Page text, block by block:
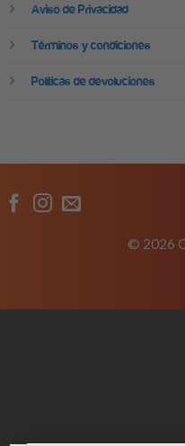
Aviso de Privacidad
Términos y condiciones
Políticas de devoluciones
© 2026